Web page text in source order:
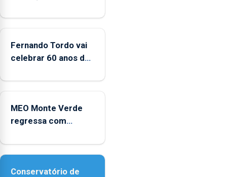
Fernando Tordo vai
celebrar 60 anos de
Micaelense
MEO Monte Verde
regressa com
acessibilidade
Conservatório de